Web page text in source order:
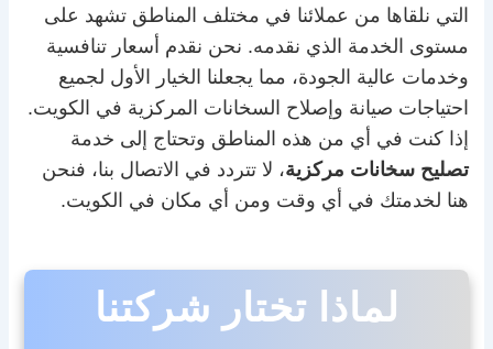
التي نلقاها من عملائنا في مختلف المناطق تشهد على
مستوى الخدمة الذي نقدمه. نحن نقدم أسعار تنافسية
وخدمات عالية الجودة، مما يجعلنا الخيار الأول لجميع
احتياجات صيانة وإصلاح السخانات المركزية في الكويت.
إذا كنت في أي من هذه المناطق وتحتاج إلى خدمة
تصليح سخانات مركزية، لا تتردد في الاتصال بنا، فنحن
هنا لخدمتك في أي وقت ومن أي مكان في الكويت.
لماذا تختار شركتنا